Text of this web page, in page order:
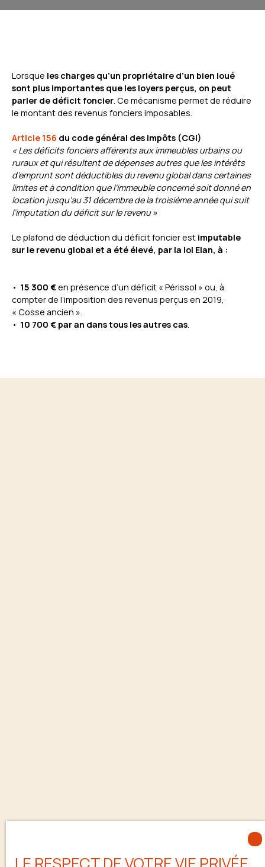
Lorsque les charges qu’un propriétaire d’un bien loué
sont plus importantes que les loyers perçus, on peut
parler de déficit foncier. Ce mécanisme permet de réduire
le montant des revenus fonciers imposables.
Article 156 du code général des impôts (CGI)
« Les déficits fonciers afférents aux immeubles urbains ou
ruraux et qui résultent de dépenses autres que les intérêts
d’emprunt sont déductibles du revenu global dans certaines
limites et à condition que l’immeuble concerné soit donné en
location jusqu’au 31 décembre de la troisième année qui suit
l’imputation du déficit sur le revenu »
Le plafond de déduction du déficit foncier est imputable
sur le revenu global et a été élevé, par la loi Elan, à :
15 300 €en présence d’un déficit « Périssol » ou, à
compter de l’imposition des revenus perçus en 2019,
« Cosse ancien ».
10 700 € par an dans tous les autres cas.